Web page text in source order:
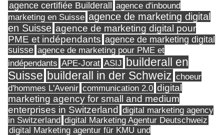
agence certifiée Builderall
agence d'inbound
marketing en Suisse agence de marketing digital
en Suisse agence de marketing digital pour
PME et indépendants agence de marketing digital
suisse agence de marketing pour PME et
indépendants APE-Jorat ASIJ builderall en
Suisse builderall in der Schweiz choeur
d'hommes L'Avenir communication 2.0 digital
marketing agency for small and medium
enterprises in Switzerland digital marketing agency
in Switzerland digital Marketing Agentur Deutschweiz
digital Marketing agentur für KMU und